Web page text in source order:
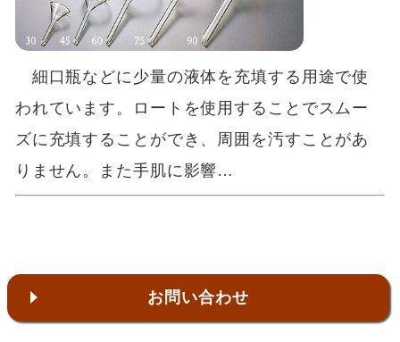
細口瓶などに少量の液体を充填する用途で使
われています。ロートを使用することでスムー
ズに充填することができ、周囲を汚すことがあ
りません。また手肌に影響…
お問い合わせ